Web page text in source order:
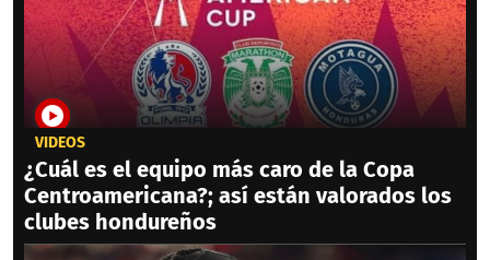
VIDEOS
¿Cuál es el equipo más caro de la Copa
Centroamericana?; así están valorados los
clubes hondureños